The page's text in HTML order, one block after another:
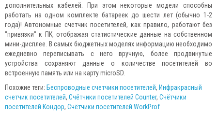
дополнительных кабелей. При этом некоторые модели способны
работать на одном комплекте батареек до шести лет (обычно 1-2
года)! Автономные счетчик посетителей, как правило, работают без
"привязки" к ПК, отображая статистические данные на собственном
мини-дисплее. В самых бюджетных моделях информацию необходимо
ежедневно переписывать с него вручную, более продвинутые
устройства сохраняют данные о количестве посетителей во
встроенную память или на карту microSD.
Похожие теги: Беспроводные счетчики посетителей, Инфракрасный
счетчик посетителей, Счётчики посетителей Counter, Счётчики
посетителей Кондор, Счётчики посетителей WorkProf